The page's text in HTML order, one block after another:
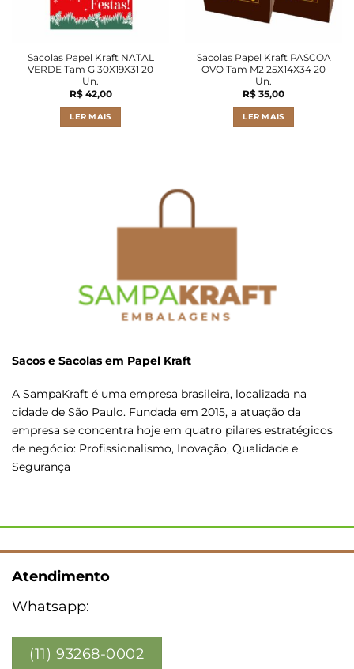
Sacolas Papel Kraft NATAL
VERDE Tam G 30X19X31 20
Un.
R$42,00
LER MAIS
Sacolas Papel Kraft PASCOA
OVO Tam M2 25X14X34 20
Un.
R$ 35,00
LER MAIS
Sacos e Sacolas em Papel Kraft
A SampaKraft é uma empresa brasileira, localizada na
cidade de São Paulo. Fundada em 2015, a atuação da
empresa se concentra hoje em quatro pilares estratégicos
de negócio: Profissionalismo, Inovação, Qualidade e
Segurança
Atendimento
Whatsapp:
(11) 93268-0002